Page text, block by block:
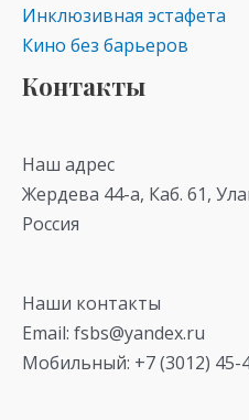
Инклюзивная эстафета
Кино без барьеров
Контакты
Наш адрес
Жердева 44-а, Каб. 61,
Россия
Наши контакты
Email: fsbs@yandex.ru
Мобильный: +7 (3012) 45-